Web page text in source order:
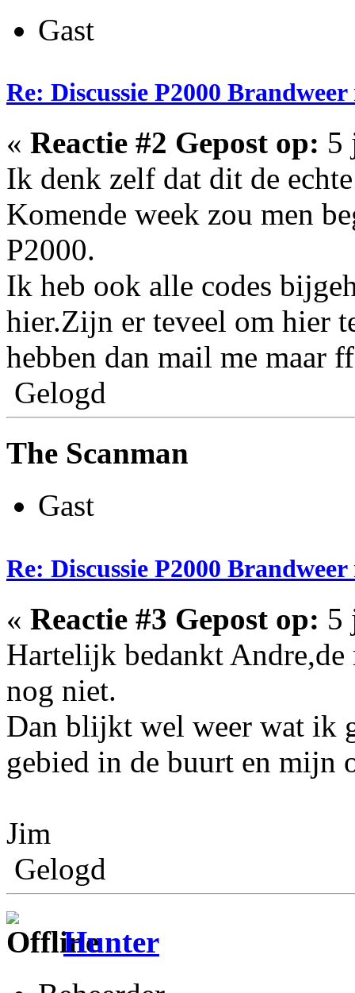
Gast
Re: Discussie P2000
« Reactie #2 Gepost op: 5
Ik denk zelf dat dit de
Komende week zou men
P2000.
Ik heb ook alle codes
hier.Zijn er teveel om hier
hebben dan mail me maar
Gelogd
The Scanman
Gast
Re: Discussie P2000
« Reactie #3 Gepost op: 5
Hartelijk bedankt
nog niet.
Dan blijkt wel weer wat ik
gebied in de buurt en mijn
Jim
Gelogd
Hunter